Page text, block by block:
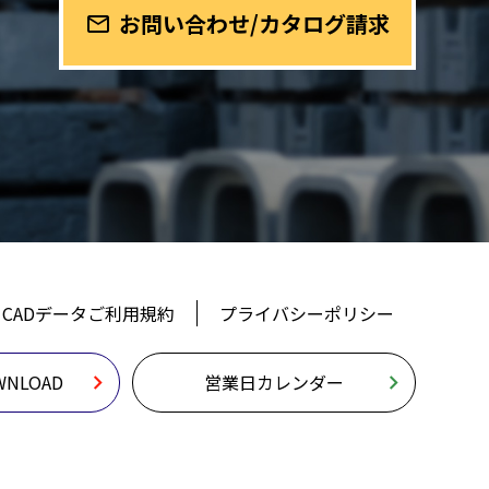
mail_outline お問い合わせ/カタログ請求
CADデータご利用規約 プライバシーポリシー
営業日カレンダー